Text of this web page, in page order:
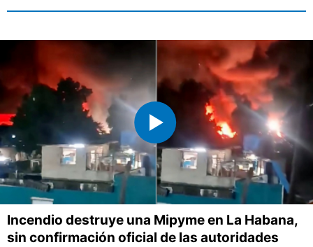
Incendio destruye una Mipyme en La Habana,
sin confirmación oficial de las autoridades